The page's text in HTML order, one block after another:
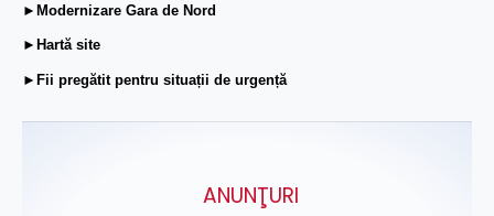
►Modernizare Gara de Nord
►Hartă site
►Fii pregătit pentru situații de urgență
ANUNŢURI